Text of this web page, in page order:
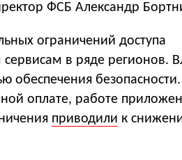
ФСБ Александр
ограничений доступа
в ряде регионов.
обеспечения
оплате, работе
приводили к